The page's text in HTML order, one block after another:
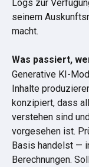
Logs zur
seinem
macht.
Was passiert,
Generative KI-
Inhalte
konzipiert, dass
verstehen sind
vorgesehen ist.
Basis handelst —
Berechnungen.